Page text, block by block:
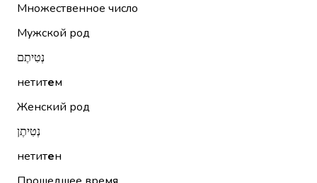
Множественное число
Мужской род
נְטִיתֶם
нетитем
Женский род
נְטִיתֶן
нетитен